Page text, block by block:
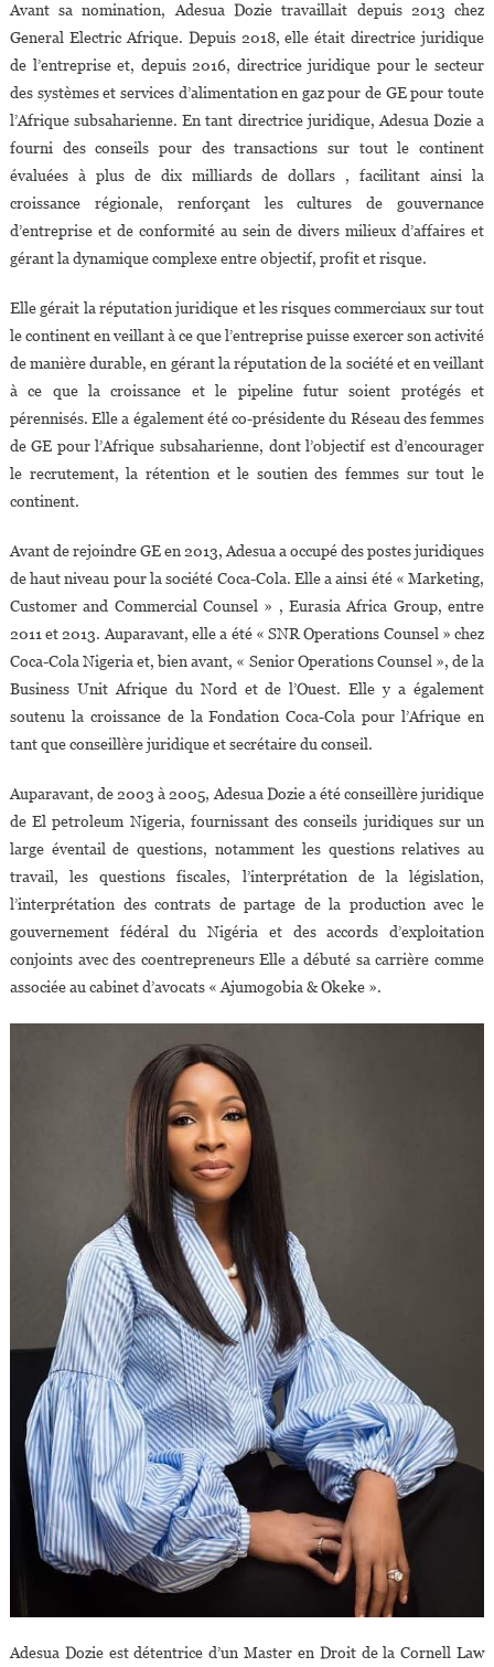
Mobil
Producing
Nigeria,
Filiale
D’ExxonMobil
Avant sa nomination, Adesua Dozie travaillait depuis 2013 chez
General Electric Afrique. Depuis 2018, elle était directrice juridique
de l’entreprise et, depuis 2016, directrice juridique pour le secteur
des systèmes et services d’alimentation en gaz pour de GE pour toute
l’Afrique subsaharienne. En tant directrice juridique, Adesua Dozie a
fourni des conseils pour des transactions sur tout le continent
évaluées à plus de dix milliards de dollars , facilitant ainsi la
croissance régionale, renforçant les cultures de gouvernance
d’entreprise et de conformité au sein de divers milieux d’affaires et
gérant la dynamique complexe entre objectif, profit et risque.
Elle gérait la réputation juridique et les risques commerciaux sur tout
le continent en veillant à ce que l’entreprise puisse exercer son activité
de manière durable, en gérant la réputation de la société et en veillant
à ce que la croissance et le pipeline futur soient protégés et
pérennisés. Elle a également été co-présidente du Réseau des femmes
de GE pour l’Afrique subsaharienne, dont l’objectif est d’encourager
le recrutement, la rétention et le soutien des femmes sur tout le
continent.
Avant de rejoindre GE en 2013, Adesua a occupé des postes juridiques
de haut niveau pour la société Coca-Cola. Elle a ainsi été « Marketing,
Customer and Commercial Counsel » , Eurasia Africa Group, entre
2011 et 2013. Auparavant, elle a été « SNR Operations Counsel » chez
Coca-Cola Nigeria et, bien avant, « Senior Operations Counsel », de la
Business Unit Afrique du Nord et de l’Ouest. Elle y a également
soutenu la croissance de la Fondation Coca-Cola pour l’Afrique en
tant que conseillère juridique et secrétaire du conseil.
Auparavant, de 2003 à 2005, Adesua Dozie a été conseillère juridique
de El petroleum Nigeria, fournissant des conseils juridiques sur un
large éventail de questions, notamment les questions relatives au
travail, les questions fiscales, l’interprétation de la législation,
l’interprétation des contrats de partage de la production avec le
gouvernement fédéral du Nigéria et des accords d’exploitation
conjoints avec des coentrepreneurs Elle a débuté sa carrière comme
associée au cabinet d’avocats « Ajumogobia & Okeke ».
Adesua Dozie est détentrice d’un Master en Droit de la Cornell Law